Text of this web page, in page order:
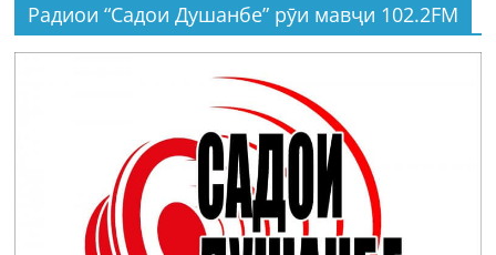
Радиои “Садои Душанбе” рӯи мавҷи 102.2FM